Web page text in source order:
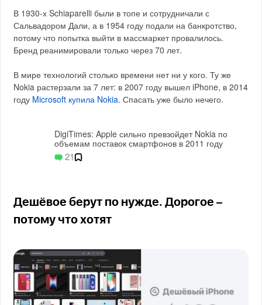
В 1930-х Schiaparelli были в топе и сотрудничали с
Сальвадором Дали, а в 1954 году подали на банкротство,
потому что попытка выйти в массмаркет провалилось.
Бренд реанимировали только через 70 лет.
В мире технологий столько времени нет ни у кого. Ту же
Nokia растерзали за 7 лет: в 2007 году вышел iPhone, в 2014
году Microsoft купила Nokia. Спасать уже было нечего.
DigiTimes: Apple сильно превзойдет Nokia по
объемам поставок смартфонов в 2011 году
21
Дешёвое берут по нужде. Дорогое –
потому что хотят